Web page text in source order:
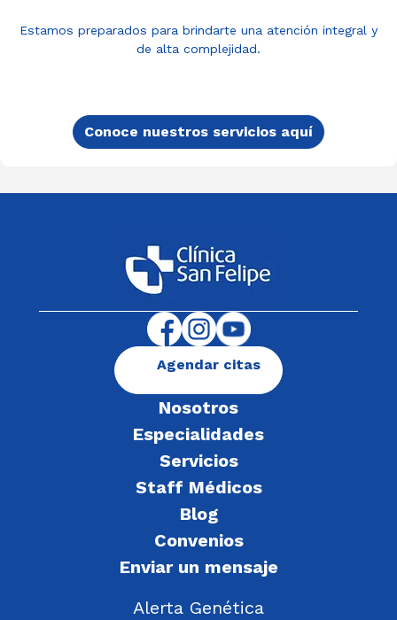
Estamos preparados para brindarte una atención integral y
de alta complejidad.
Conoce nuestros servicios aquí
Nosotros
Especialidades
Servicios
Staff Médicos
Blog
Convenios
Enviar un mensaje
Alerta Genética
Agendar citas